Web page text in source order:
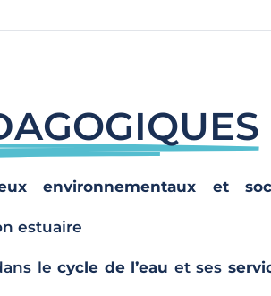
environnementaux et
estuaire
lecycle de l’eau et ses